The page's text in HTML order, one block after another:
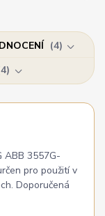
4
4
ABB 3557G-
pro použití v
Doporučená